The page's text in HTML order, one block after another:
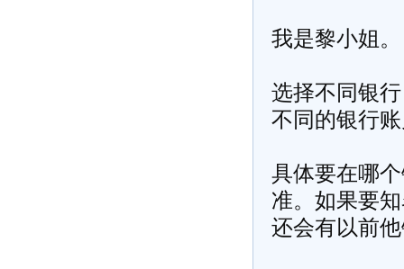
我是黎小姐。
选择不同银
不同的银行
具体要在哪
准。如果要
还会有以前